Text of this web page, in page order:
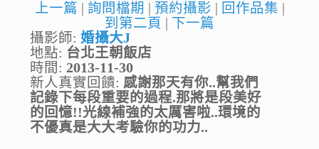
上一篇 詢問檔期 預約攝影 回作品集
到第二頁
下一篇
攝影師: 婚攝大J
地點: 台北王朝飯店
時間: 2013-11-30
新人真實回饋: 感謝那天有你..幫我們
記錄下每段重要的過程.那將是段美好
的回憶!!光線補強的太厲害啦..環境的
不優真是大大考驗你的功力..